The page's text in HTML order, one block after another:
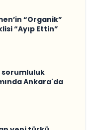
“Organik”
“Ayıp Ettin”
sorumluluk
Ankara'da